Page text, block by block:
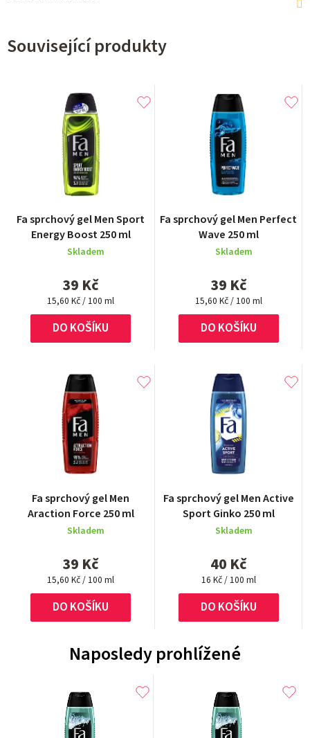
Související produkty
Fa sprchový gel Men Sport
Energy Boost 250 ml
Skladem
39 Kč
Měrná
cena:
15,60 Kč / 100 ml
DO KOŠÍKU
Fa sprchový gel Men Perfect
Wave 250 ml
Skladem
39 Kč
Měrná
cena:
15,60 Kč / 100 ml
DO KOŠÍKU
Fa sprchový gel Men
Araction Force 250 ml
Skladem
39 Kč
Měrná
cena:
15,60 Kč / 100 ml
DO KOŠÍKU
Fa sprchový gel Men Active
Sport Ginko 250 ml
Skladem
40 Kč
Měrná
cena:
16 Kč / 100 ml
DO KOŠÍKU
Naposledy prohlížené